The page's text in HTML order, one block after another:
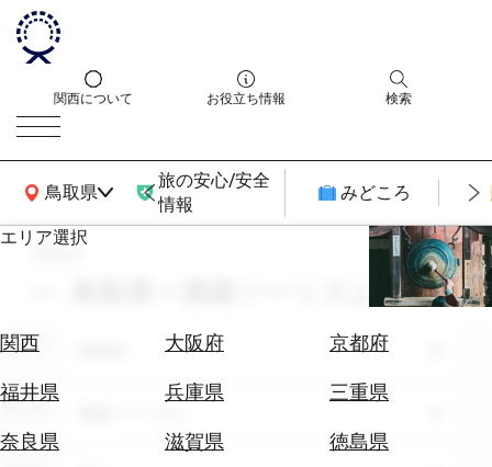
関西について お役立ち情報 検索
鳥取県
関西広域MAP
旅の安心/安全
情報
みどころ
エリア選択
関西 大阪府
京都府
福井県
兵庫県
三重県
奈良県
滋賀県
徳島県
エ
券
テ
search
鳥取県 × 酒蔵ツーリズム × 3月
エリア
テーマ